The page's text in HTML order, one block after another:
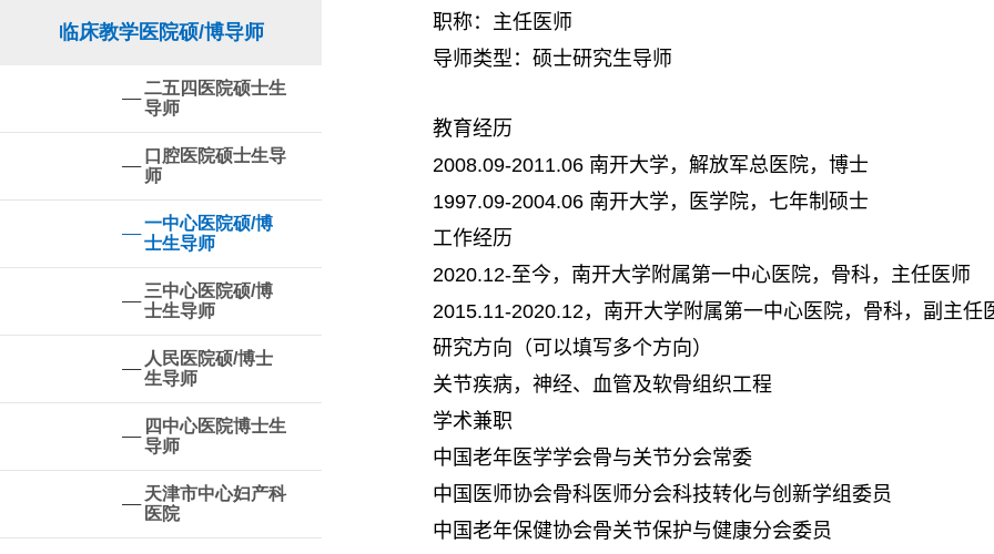
临床教学医院硕/博导师
二五四医院硕士生
导师
口腔医院硕士生导
师
一中心医院硕/博
士生导师
三中心医院硕/博
士生导师
人民医院硕/博士
生导师
四中心医院博士生
导师
天津市中心妇产科
医院
职称：主任医师
导师类型：硕士研究生导师
教育经历
2008.09-2011.06 南开大学，解放军总医院，博士
1997.09-2004.06 南开大学，医学院，七年制硕士
工作经历
2020.12-至今，南开大学附属第一中心医院，骨科，主任医师
2015.11-2020.12，南开大学附属第一中心医院，骨科，副主任
研究方向（可以填写多个方向）
关节疾病，神经、血管及软骨组织工程
学术兼职
中国老年医学学会骨与关节分会常委
中国医师协会骨科医师分会科技转化与创新学组委员
中国老年保健协会骨关节保护与健康分会委员